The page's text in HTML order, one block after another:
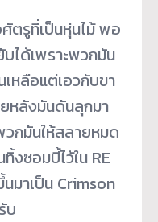
ตรูที่เป็นหุ่นไม้ พอ
ได้เพราะพวกมัน
หลือแต่เอวกับขา
หลังมันดันลุกมา
กมันให้สลายหมด
งซอมบี้ไว้ใน RE
มาเป็น Crimson
บ